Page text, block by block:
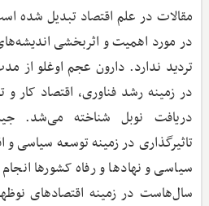
مقالات در علم اقتصاد تبدیل شده
در مورد اهمیت و اثربخشی
تردید ندارد. دارون عجم اوغلو از
در زمینه رشد فناوری، اقتصاد کار
دریافت نوبل شناخته می‌شد.
تاثیرگذاری در زمینه توسعه سیاسی
سیاسی و نهادها و رفاه کشورها
سال‌هاست در زمینه اقتصادهای